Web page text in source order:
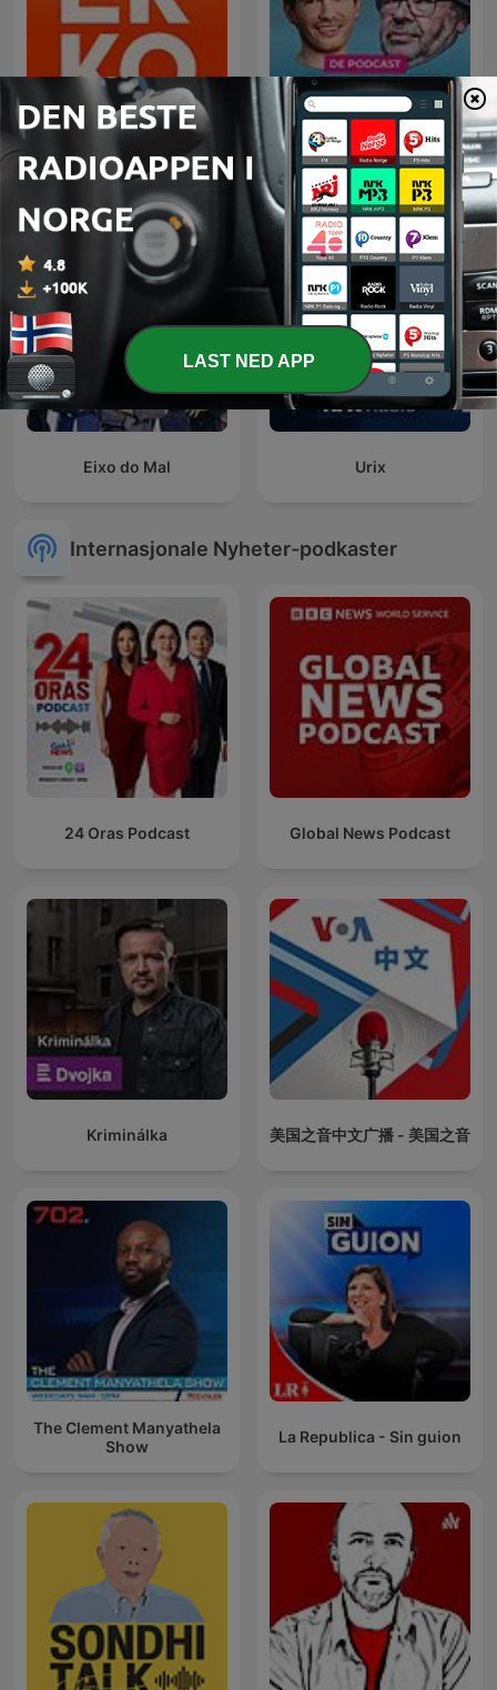
Ekko
Maarten van Rossem &
Tom Jessen
Eixo do Mal Urix
Internasjonale Nyheter-podkaster
24 Oras Podcast Global News Podcast
Kriminálka 美国之音中文广播 - 美国之音
The Clement Manyathela
Show
La Republica - Sin guion
LAST NED APP